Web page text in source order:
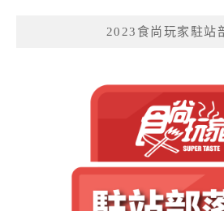
2023食尚玩家駐站